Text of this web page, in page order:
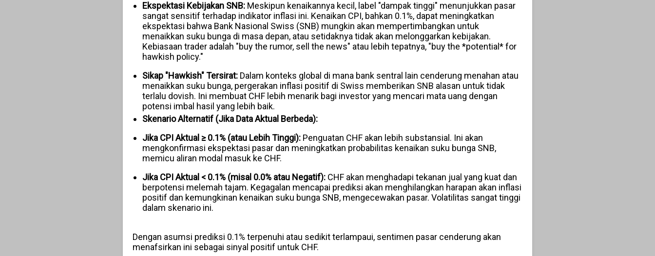
Ekspektasi Kebijakan SNB:Meskipun kenaikannya kecil, label "dampak tinggi" menunjukkan pasar
sangat sensitif terhadap indikator inflasi ini. Kenaikan CPI, bahkan 0.1%, dapat meningkatkan
ekspektasi bahwa Bank Nasional Swiss (SNB) mungkin akan mempertimbangkan untuk
menaikkan suku bunga di masa depan, atau setidaknya tidak akan melonggarkan kebijakan.
Kebiasaan trader adalah "buy the rumor, sell the news" atau lebih tepatnya, "buy the *potential* for
hawkish policy."
Sikap "Hawkish" Tersirat:Dalam konteks global di mana bank sentral lain cenderung menahan atau
menaikkan suku bunga, pergerakan inflasi positif di Swiss memberikan SNB alasan untuk tidak
terlalu dovish. Ini membuat CHF lebih menarik bagi investor yang mencari mata uang dengan
potensi imbal hasil yang lebih baik.
Skenario Alternatif (Jika Data Aktual Berbeda):
Jika CPI Aktual ≥ 0.1% (atau Lebih Tinggi):Penguatan CHF akan lebih substansial. Ini akan
mengkonfirmasi ekspektasi pasar dan meningkatkan probabilitas kenaikan suku bunga SNB,
memicu aliran modal masuk ke CHF.
Jika CPI Aktual < 0.1% (misal 0.0% atau Negatif):CHF akan menghadapi tekanan jual yang kuat dan
berpotensi melemah tajam. Kegagalan mencapai prediksi akan menghilangkan harapan akan inflasi
positif dan kemungkinan kenaikan suku bunga SNB, mengecewakan pasar. Volatilitas sangat tinggi
dalam skenario ini.
Dengan asumsi prediksi 0.1% terpenuhi atau sedikit terlampaui, sentimen pasar cenderung akan
menafsirkan ini sebagai sinyal positif untuk CHF.